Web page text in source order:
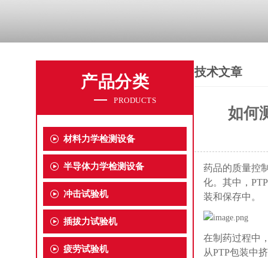
产品分类
PRODUCTS
材料力学检测设备
半导体力学检测设备
冲击试验机
插拔力试验机
疲劳试验机
技术文章
如何
药品的质量控
化。其中，
装和保存中。
在制药过程中
从PTP包装中